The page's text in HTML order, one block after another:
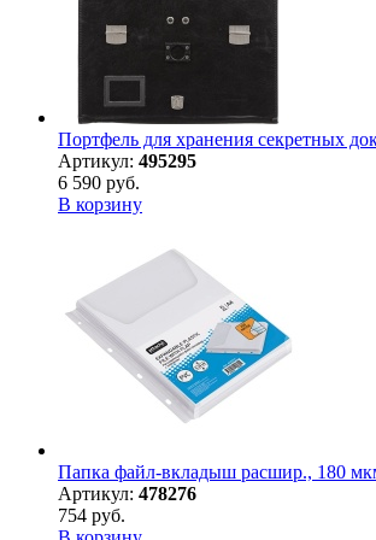
Портфель для хранения секретных
Артикул: 495295
6 590 руб.
В корзину
Папка файл-вкладыш расшир., 180
Артикул: 478276
754 руб.